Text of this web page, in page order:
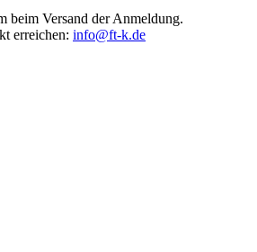
beim Versand der Anmeldung.
erreichen: info@ft-k.de